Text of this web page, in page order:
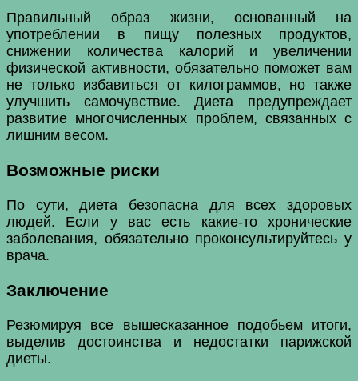
Правильный образ жизни, основанный на
употреблении в пищу полезных продуктов,
снижении количества калорий и увеличении
физической активности, обязательно поможет вам
не только избавиться от килограммов, но также
улучшить самочувствие. Диета предупреждает
развитие многочисленных проблем, связанных с
лишним весом.
Возможные риски
По сути, диета безопасна для всех здоровых
людей. Если у вас есть какие-то хронические
заболевания, обязательно проконсультируйтесь у
врача.
Заключение
Резюмируя все вышесказанное подобьем итоги,
выделив достоинства и недостатки парижской
диеты.